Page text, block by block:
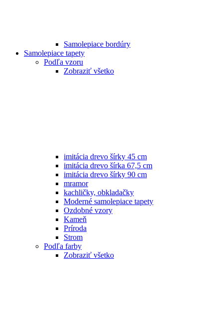
Samolepiace bordúry
Samolepiace tapety
Podľa vzoru
Zobraziť všetko
imitácia drevo šírky 45 cm
imitácia drevo šírka 67,5 cm
imitácia drevo šírky 90 cm
mramor
kachličky, obkladačky
Moderné samolepiace tapety
Ozdobné vzory
Kameň
Príroda
Strom
Podľa farby
Zobraziť všetko